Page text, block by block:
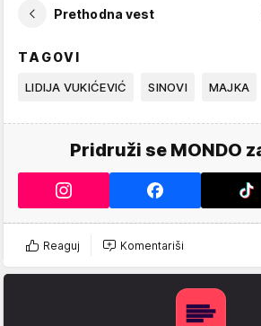
Prethodna vest
TAGOVI
LIDIJA VUKIĆEVIĆ SINOVI MAJKA
Pridruži se MONDO
Reaguj Komentariši